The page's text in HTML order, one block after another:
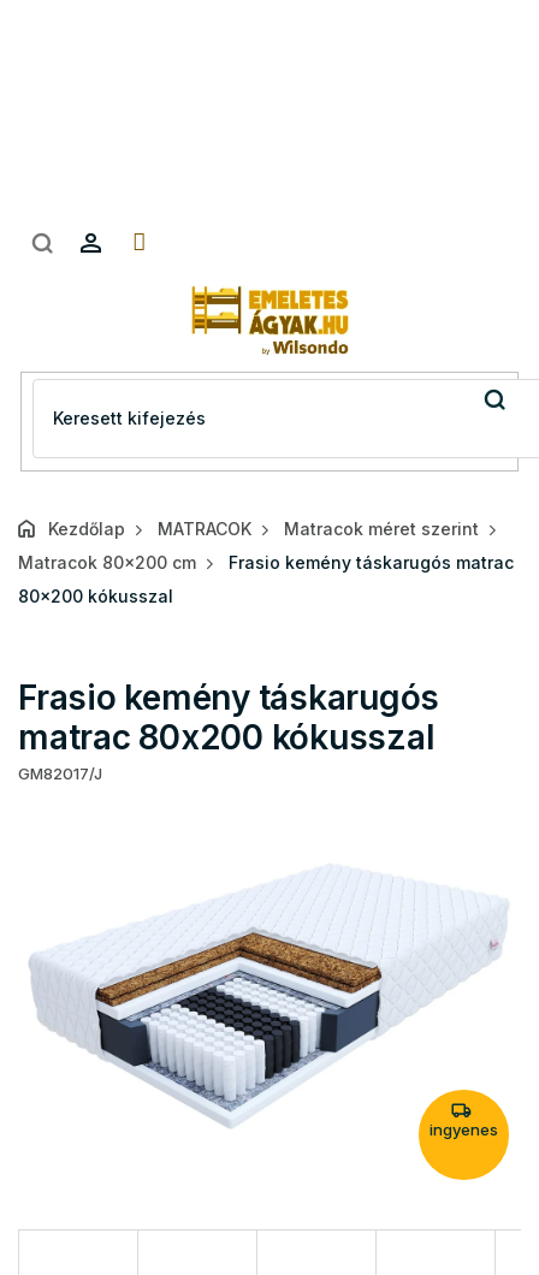
Kezdőlap MATRACOK
Matracok méret szerint
Matracok 80x200 cm
Frasio kemény táskarugós matrac
80x200 kókusszal
Frasio kemény táskarugós
matrac 80x200 kókusszal
GM82017/J
ingyenes